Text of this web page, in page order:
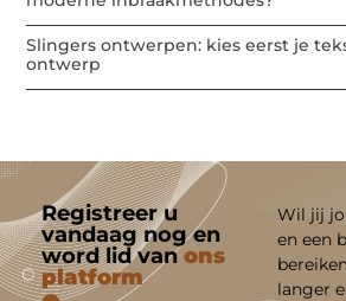
Slingers ontwerpen: kies eerst je
ontwerp
Registreer u
vandaag nog en
word lid vanons
platform
Wil jij
en een
langer